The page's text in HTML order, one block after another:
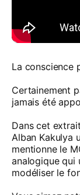
La conscience
Certainement
jamais été
Dans cet
Alban Kakulya
mentionne le
analogique qui
modéliser le